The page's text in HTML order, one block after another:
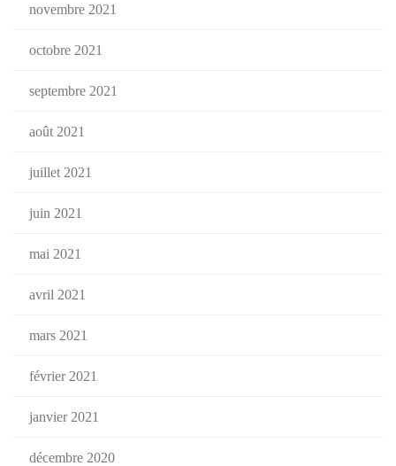
novembre 2021
octobre 2021
septembre 2021
août 2021
juillet 2021
juin 2021
mai 2021
avril 2021
mars 2021
février 2021
janvier 2021
décembre 2020